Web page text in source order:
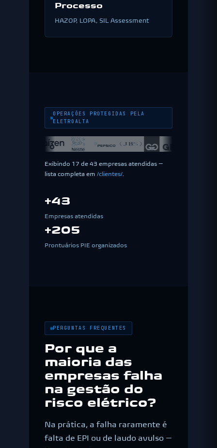
Processo
HAZOP, LOPA, SIL Assessment
OPERAÇÕES PROTEGIDAS PELA
ELETROALTA
Exibindo 17 de 43 empresas atendidas —
lista completa em /clientes/.
+43
Empresas atendidas
+205
Prontuários PIE organizados
PERGUNTAS FREQUENTES
Por que a
maioria das
empresas falha
na gestão do
risco elétrico?
Na prática, a falha raramente é
falta de EPI ou de laudo avulso —